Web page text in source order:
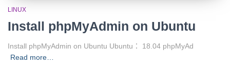
LINUX
Install phpMyAdmin on Ubuntu
Install phpMyAdmin on Ubuntu Ubuntu： 18.04 phpMyAd
Read more…